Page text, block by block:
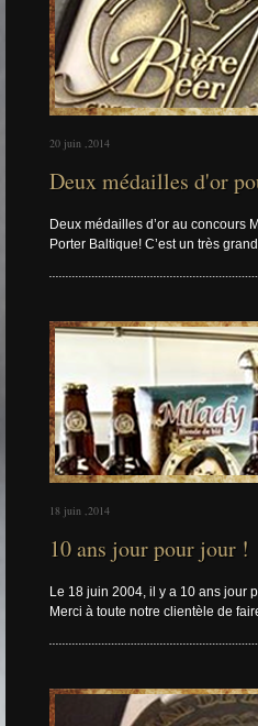
20 juin ,2014
Deux médailles d'or
Deux médailles d’or au concours
Porter Baltique! C’est un très
18 juin ,2014
10 ans jour pour jour !
Le 18 juin 2004, il y a 10 ans jour
Merci à toute notre clientèle de